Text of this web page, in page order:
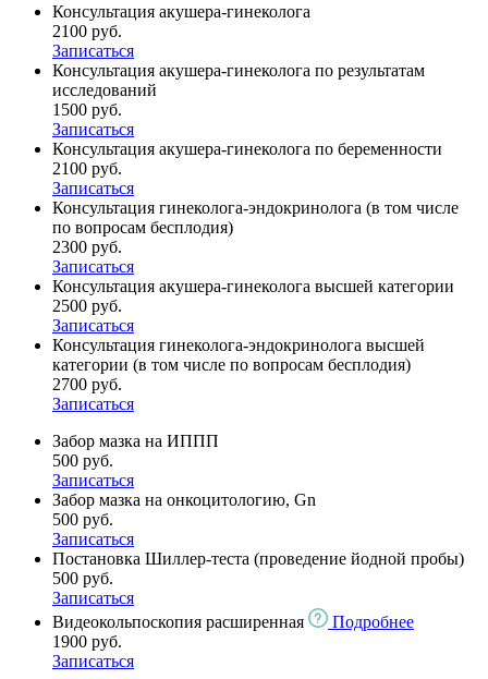
Консультация акушера-гинеколога
2100 руб.
Записаться
Консультация акушера-гинеколога по результатам
исследований
1500 руб.
Записаться
Консультация акушера-гинеколога по беременности
2100 руб.
Записаться
Консультация гинеколога-эндокринолога (в том числе
по вопросам бесплодия)
2300 руб.
Записаться
Консультация акушера-гинеколога высшей категории
2500 руб.
Записаться
Консультация гинеколога-эндокринолога высшей
категории (в том числе по вопросам бесплодия)
2700 руб.
Записаться
Забор мазка на ИППП
500 руб.
Записаться
Забор мазка на онкоцитологию, Gn
500 руб.
Записаться
Постановка Шиллер-теста (проведение йодной пробы)
500 руб.
Записаться
Видеокольпоскопия расширенная
Подробнее
1900 руб.
Записаться